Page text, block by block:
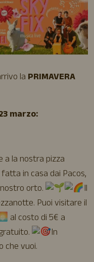
la PRIMAVERA
marzo:
a la nostra pizza
in casa dai Pacos,
orto.
Il
Puoi visitare il
al costo di 5€ a
In
che vuoi.